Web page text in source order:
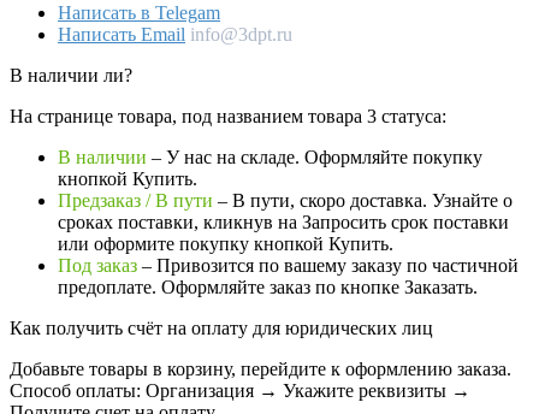
Написать в Telegam
Написать Email info@3dpt.ru
В наличии ли?
На странице товара, под названием товара 3 статуса:
В наличии – У нас на складе. Оформляйте покупку
кнопкой Купить.
Предзаказ / В пути – В пути, скоро доставка. Узнайте о
сроках поставки, кликнув на Запросить cрок поставки
или оформите покупку кнопкой Купить.
Под заказ – Привозится по вашему заказу по частичной
предоплате. Оформляйте заказ по кнопке Заказать.
Как получить счёт на оплату для юридических лиц
Добавьте товары в корзину, перейдите к оформлению заказа.
Способ оплаты: Организация → Укажите реквизиты →